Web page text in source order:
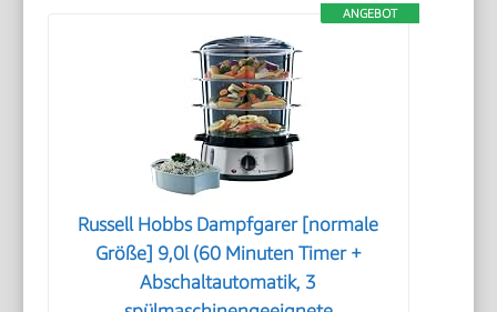
ANGEBOT
Russell Hobbs Dampfgarer [normale
Größe] 9,0l (60 Minuten Timer +
Abschaltautomatik, 3